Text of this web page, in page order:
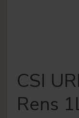
CSI
Rens